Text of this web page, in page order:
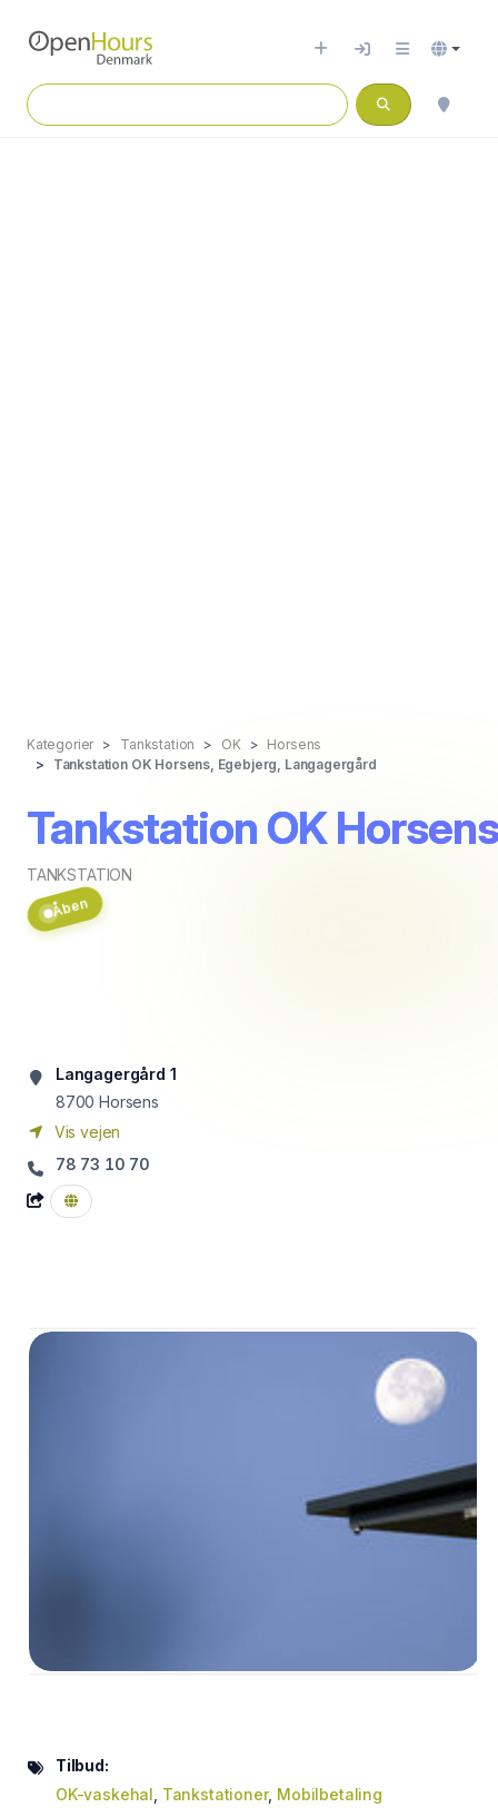
Kategorier Tankstation OK
Horsens
Tankstation OK Horsens, Egebjerg, Langagergård
Tankstation OK
TANKSTATION
Åben
Langagergård 1
8700 Horsens
Vis vejen
78 73 10 70
Tilbud:
OK-vaskehal Tankstationer, Mobilbetaling